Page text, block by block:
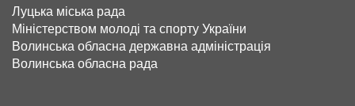
Луцька міська рада
Міністерством молоді та спорту України
Волинська обласна державна адміністрація
Волинська обласна рада